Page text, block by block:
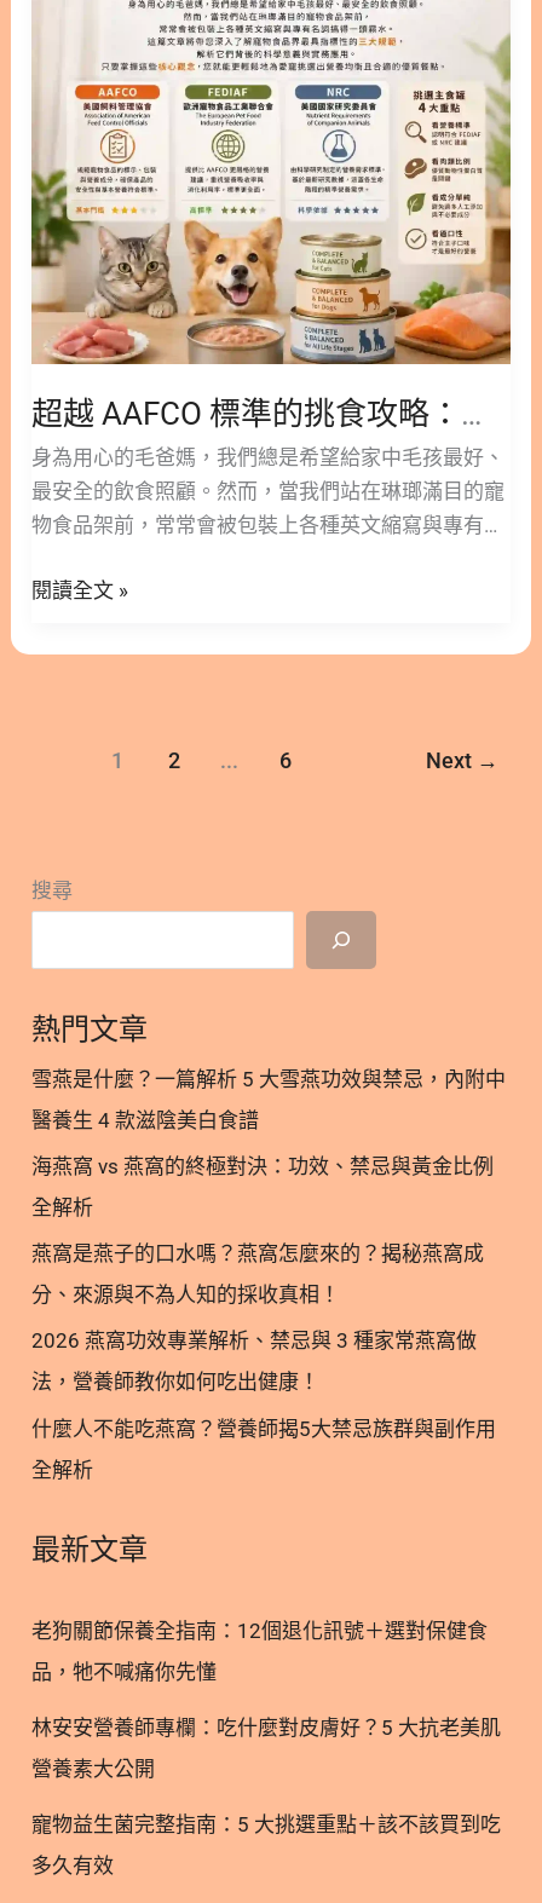
照護 腎臟與泌尿道問題是許多熟齡貓常見的困擾，充
足的水分攝取是維持健康的關鍵之一。針對這類需
求，通常建議選擇磷含量與鈉含量經過控制的配方，
以減少身體的代謝負擔。此外，含有蔓
主食罐？與副食罐有何不同？ 2. 主食罐貓的日常飲
食核心 3. 挑選優質貓主食罐的 7 大評估指標 3.1. 指
標一：符合國際營養標準 3.2. 指標二：以動物性蛋白
質為主 3.3. 指標三：適當的脂肪與必需脂肪酸 3.4. 指
標四：低碳水化合物含量 3.5. 指標五：充足的維生素
與微量元素 3.6. 指標六：避開爭議性膠類與添加物
3.7. 指標七：成分標示透明清晰 4. 不同年齡層的貓咪
主食罐挑選指南 4.1. 幼貓主食罐怎麼挑？ 4.2. 老貓主
食罐的需求差異 5. 特殊健康需求：腎貓的飲食考量
5.1. 腎貓主食罐與低磷貓罐頭怎麼選？ 6. 質地與口
感：哪種型態最適合你的貓？/a> 6.1. 柔軟易舔食的
最佳選擇：貓肉泥主食罐 7. 為愛貓開啟健康飲食新
生活 8. 貓主食罐7大評估指標 常見問題 FAQ Q1：貓
主食罐一天吃多少比較合適？ Q2：貓咪可以長期只
吃貓主食罐嗎？ Q3：幼貓可以吃一般的成貓主食罐
嗎？ Q4：什麼情況下需要餵食低磷貓罐頭？ Q5：貓
粉絲團，用營養蘊育健康！ 1. 什麼是貓主食罐？與
較像是點心或營養補充，多半用來提升適口性，通常
維生素與礦物質。如果長期將副食罐當作正餐餵食，
超越 AAFCO 標準的挑食攻略：一次搞懂 FEDIAF、NRC 規範與主食罐挑選
身為用心的毛爸媽，我們總是希望給家中毛孩最好、
最安全的飲食照顧。然而，當我們站在琳瑯滿目的寵
物食品架前，常常會被包裝上各種英文縮寫與專有名
了解寵物食品界最具指標性的三大規範，解析它們背
您就能更輕鬆地為愛寵挑選出營養均衡且合適的優質
AAFCO 營養標準：了解最低需求與實際運用 3. 國際
AAFCO 狗糧的實用技巧與考量 8. 專屬肉食動物：
AAFCO 貓的特殊規範 9. 挑選 AAFCO 貓糧：牛磺酸
等關鍵指標 10. 濕食選擇：看懂 AAFCO 貓罐頭的營
副食罐 12. 為毛孩挑選最適合的專屬飲食 13.
AAFCO、FEDIAF、NRC 三大營養標準 常見問題 FAQ
要包裝上印有符合 AAFCO 標準，就代表這是最完美
的寵物食品嗎？ Q3：NRC 和 AAFCO 的標準有什麼
不同？ Q4：歐洲的 FEDIAF 規範有什麼特別之處？
Q5：寵物食品標籤上的「餵食試驗」和「配方分
析」有何差別？ ○ 加入追蹤 林安安營養師粉絲團，
用營養蘊育健康！ 1. 認識 AAFCO 標準：寵物食安的
基礎把關 在探討寵物食品時，最常聽到的莫過於
「AAFCO標準」。AAFCO 的全名為美國飼料管理協
Officials），是一個由美國各州及聯邦政府的飼料監
管機構人員組成的非營利組織。 值得留意的是，
構，也沒有直接的執法權力。它的主要職責是依據科
其產品包裝上標示符合這個規範，作為產品品質的基
礎宣傳。不過，這並不代表該協會對市場上的產品去
進行檢驗或背書。 2. 解析 AA
略：
一
次
搞
懂
FEDIAF、
規
範
與
主
罐
選
閱讀全文 »
1 2 ... 6 Next →
搜尋
熱門文章
雪燕是什麼？一篇解析 5 大雪燕功效與禁忌，內附中
醫養生 4 款滋陰美白食譜
海燕窩 vs 燕窩的終極對決：功效、禁忌與黃金比例
全解析
燕窩是燕子的口水嗎？燕窩怎麼來的？揭秘燕窩成
分、來源與不為人知的採收真相！
2026 燕窩功效專業解析、禁忌與 3 種家常燕窩做
法，營養師教你如何吃出健康！
什麼人不能吃燕窩？營養師揭5大禁忌族群與副作用
全解析
最新文章
老狗關節保養全指南：12個退化訊號＋選對保健食
品，牠不喊痛你先懂
林安安營養師專欄：吃什麼對皮膚好？5 大抗老美肌
營養素大公開
寵物益生菌完整指南：5 大挑選重點＋該不該買到吃
多久有效